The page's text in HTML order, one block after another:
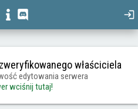
właściciela
edytowania serwera
wciśnij tutaj!